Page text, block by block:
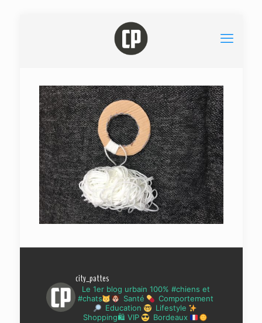
city_pattes
Le 1er blog urbain 100% #chiens et
#chats
Santé
Comportement
Education
Lifestyle
Shopping🛍 VIP
Bordeaux